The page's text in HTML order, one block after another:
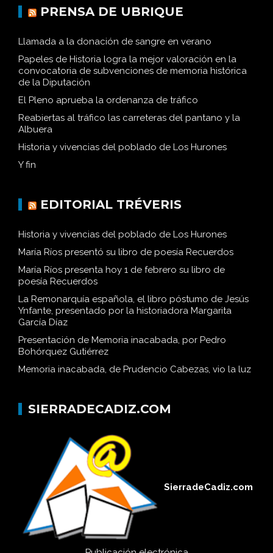
PRENSA DE UBRIQUE
Llamada a la donación de sangre en verano
Papeles de Historia logra la mejor valoración en la
convocatoria de subvenciones de memoria histórica
de la Diputación
El Pleno aprueba la ordenanza de tráfico
Reabiertas al tráfico las carreteras del pantano y la
Albuera
Historia y vivencias del poblado de Los Hurones
Y fin
EDITORIAL TRÉVERIS
Historia y vivencias del poblado de Los Hurones
María Ríos presentó su libro de poesía Recuerdos
María Ríos presenta hoy 1 de febrero su libro de
poesía Recuerdos
La Remonarquía española, el libro póstumo de Jesús
Ynfante, presentado por la historiadora Margarita
García Díaz
Presentación de Memoria inacabada, por Pedro
Bohórquez Gutiérrez
Memoria inacabada, de Prudencio Cabezas, vio la luz
SIERRADECADIZ.COM
SierradeCadiz.com